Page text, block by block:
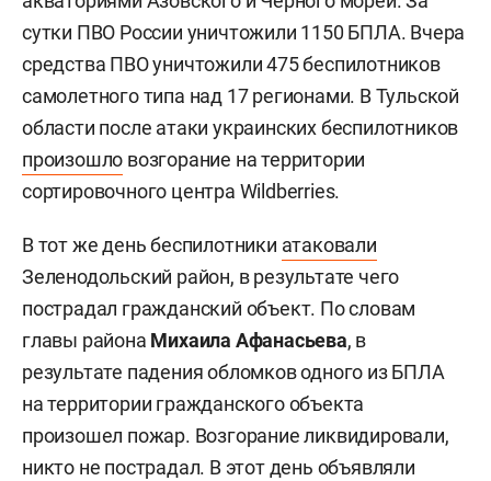
сутки ПВО России уничтожили 1150 БПЛА. Вчера
средства ПВО уничтожили 475 беспилотников
самолетного типа над 17 регионами. В Тульской
области после атаки украинских беспилотников
произошло возгорание на территории
сортировочного центра Wildberries.
В тот же день беспилотники атаковали
Зеленодольский район, в результате чего
пострадал гражданский объект. По словам
главы района Михаила Афанасьева, в
результате падения обломков одного из БПЛА
на территории гражданского объекта
произошел пожар. Возгорание ликвидировали,
никто не пострадал. В этот день объявляли